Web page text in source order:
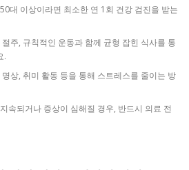
대 이상이라면 최소한 연 1회 건강 검진을 받는
주, 규칙적인 운동과 함께 균형 잡힌 식사를 통
.
상, 취미 활동 등을 통해 스트레스를 줄이는 방
속되거나 증상이 심해질 경우, 반드시 의료 전